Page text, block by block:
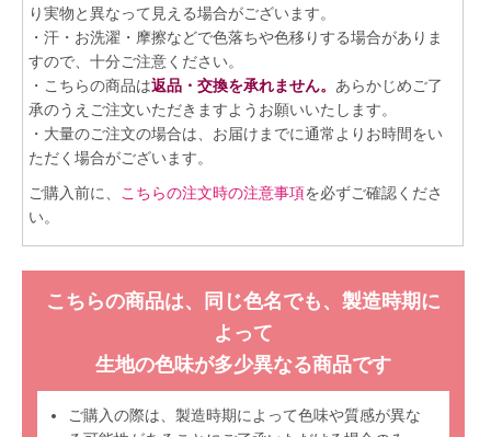
り実物と異なって見える場合がございます。
・汗・お洗濯・摩擦などで色落ちや色移りする場合がありま
すので、十分ご注意ください。
・こちらの商品は返品・交換を承れません。 あらかじめご了
承のうえご注文いただきますようお願いいたします。
・大量のご注文の場合は、お届けまでに通常よりお時間をい
ただく場合がございます。
ご購入前に、
こちらの注文時の注意事項を必ずご確認くださ
い。
こちらの商品は、同じ色名でも、製造時期に
よって
生地の色味が多少異なる商品です
ご購入の際は、製造時期によって色味や質感が異な